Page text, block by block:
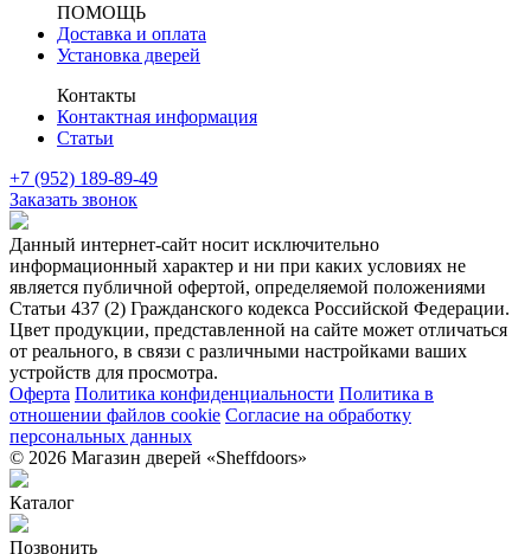
ПОМОЩЬ
Доставка и оплата
Установка дверей
Контакты
Контактная информация
Статьи
+7 (952) 189-89-49
Заказать звонок
Данный интернет-сайт носит исключительно
информационный характер и ни при каких условиях не
является публичной офертой, определяемой положениями
Статьи 437 (2) Гражданского кодекса Российской Федерации.
Цвет продукции, представленной на сайте может отличаться
от реального, в связи с различными настройками ваших
устройств для просмотра.
Оферта Политика конфиденциальности Политика в
отношении файлов cookie Согласие на обработку
персональных данных
© 2026 Магазин дверей «Sheffdoors»
Каталог
Позвонить